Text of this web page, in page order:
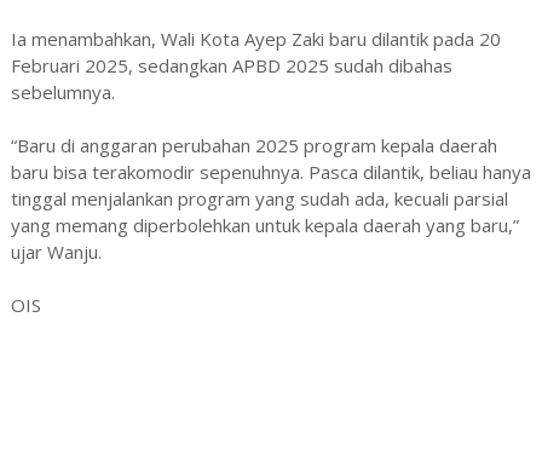
‎Ia menambahkan, Wali Kota Ayep Zaki baru dilantik pada 20
Februari 2025, sedangkan APBD 2025 sudah dibahas
sebelumnya.
‎“Baru di anggaran perubahan 2025 program kepala daerah
baru bisa terakomodir sepenuhnya. Pasca dilantik, beliau hanya
tinggal menjalankan program yang sudah ada, kecuali parsial
yang memang diperbolehkan untuk kepala daerah yang baru,”
ujar Wanju.
OIS